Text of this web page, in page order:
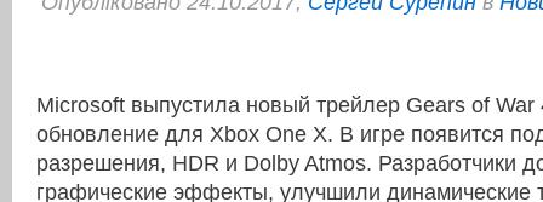
Microsoft выпустила новый трейлер Gears of
обновление для Xbox One X. В игре появится
разрешения, HDR и Dolby Atmos. Разработчики
графические эффекты, улучшили динамические